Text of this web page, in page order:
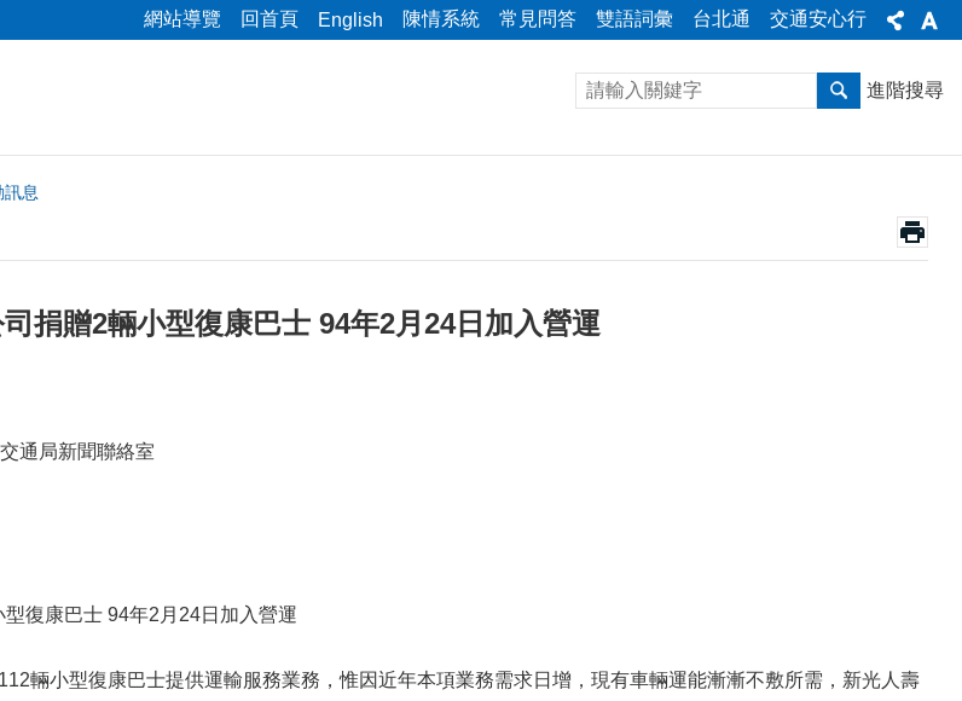
網站導覽 回首頁 English 陳情系統 常見問答 雙語詞彙 台北通 交通安心行
進階搜尋
息
捐贈2輛小型復康巴士 94年2月24日加入營運
通局新聞聯絡室
復康巴士 94年2月24日加入營運
輛小型復康巴士提供運輸服務業務，惟因近年本項業務需求日增，現有車輛運能漸漸不敷所需，新光人壽